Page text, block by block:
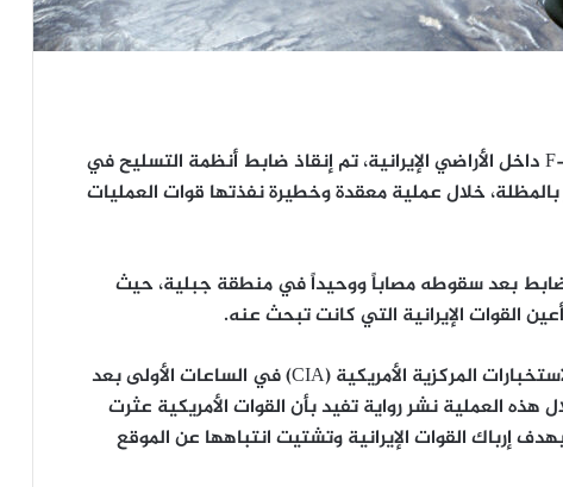
في أعقاب سقوط مقاتلة أمريكية من طراز F-15E داخل الأراضي الإيرانية، تم إنقاذ ضابط أنظمة التسليح في
بالمظلة، خلال عملية معقدة وخطيرة نفذتها قوات العمليات
بعد سقوطه مصاباً ووحيداً في منطقة جبلية، حيث
ووفقاً لمسؤولين أمريكيين كبار، نفذت وكالة الاستخبارات المركزية الأمريكية (CIA) في الساعات الأولى بعد
العملية نشر رواية تفيد بأن القوات الأمريكية عثرت
إرباك القوات الإيرانية وتشتيت انتباهها عن الموقع